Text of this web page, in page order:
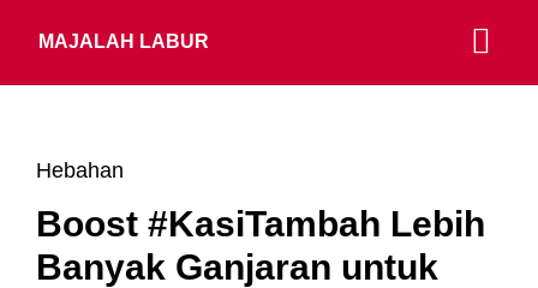
MAJALAH LABUR
Hebahan
Boost #KasiTambah Lebih
Banyak Ganjaran untuk